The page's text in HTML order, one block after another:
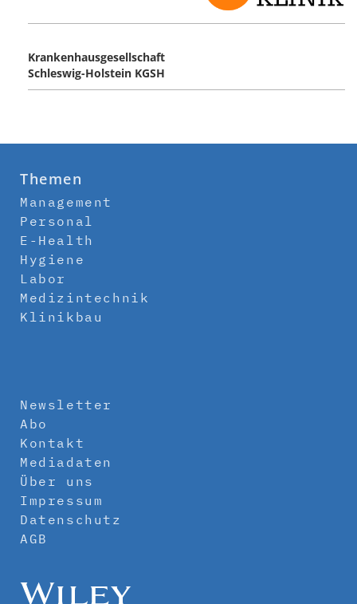
Krankenhausgesellschaft
Schleswig-Holstein KGSH
Themen
Management
Personal
E-Health
Hygiene
Labor
Medizintechnik
Klinikbau
Newsletter
Abo
Kontakt
Mediadaten
Über uns
Impressum
Datenschutz
AGB